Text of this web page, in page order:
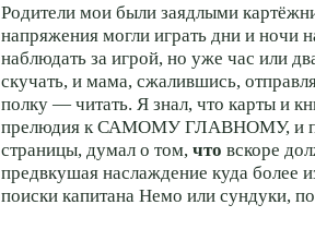
Родители мои были заядлыми
напряжения могли играть дни и ночи
наблюдать за игрой, но уже час или
скучать, и мама, сжалившись,
полку — читать. Я знал, что карты и
прелюдия к САМОМУ ГЛАВНОМУ, и
страницы, думал о том, что вскоре
предвкушая наслаждение куда более
поиски капитана Немо или сундуки,